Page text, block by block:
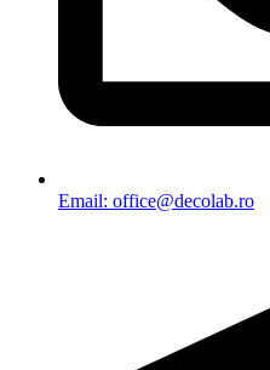
Email: office@decolab.ro